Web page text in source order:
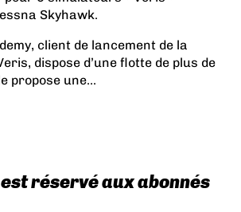
Skyhawk.
client de lancement de la
dispose d’une flotte de plus de
propose une...
réservé aux abonnés